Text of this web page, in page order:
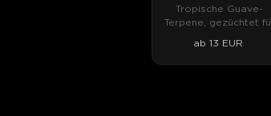
Tropische Guave-
Terpene, gezüchtet für
ab 13 EUR